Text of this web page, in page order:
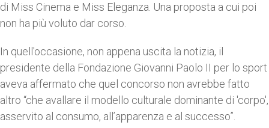
di Miss Cinema e Miss Eleganza. Una proposta a cui poi
non ha più voluto dar corso.
In quell'occasione, non appena uscita la notizia, il
presidente della Fondazione Giovanni Paolo II per lo sport
aveva affermato che quel concorso non avrebbe fatto
altro “che avallare il modello culturale dominante di 'corpo',
asservito al consumo, all’apparenza e al successo”.